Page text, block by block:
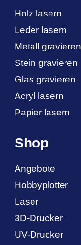
Holz lasern
Leder lasern
Metall gravieren
Stein gravieren
Glas gravieren
Acryl lasern
Papier lasern
Shop
Angebote
Hobbyplotter
Laser
3D-Drucker
UV-Drucker